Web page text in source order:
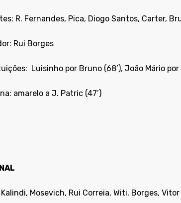
R. Fernandes, Pica, Diogo Santos, Carter,
Rui Borges
Luisinho por Bruno (68’), João Mário
amarelo a J. Patric (47’)
Mosevich, Rui Correia, Witi, Borges,